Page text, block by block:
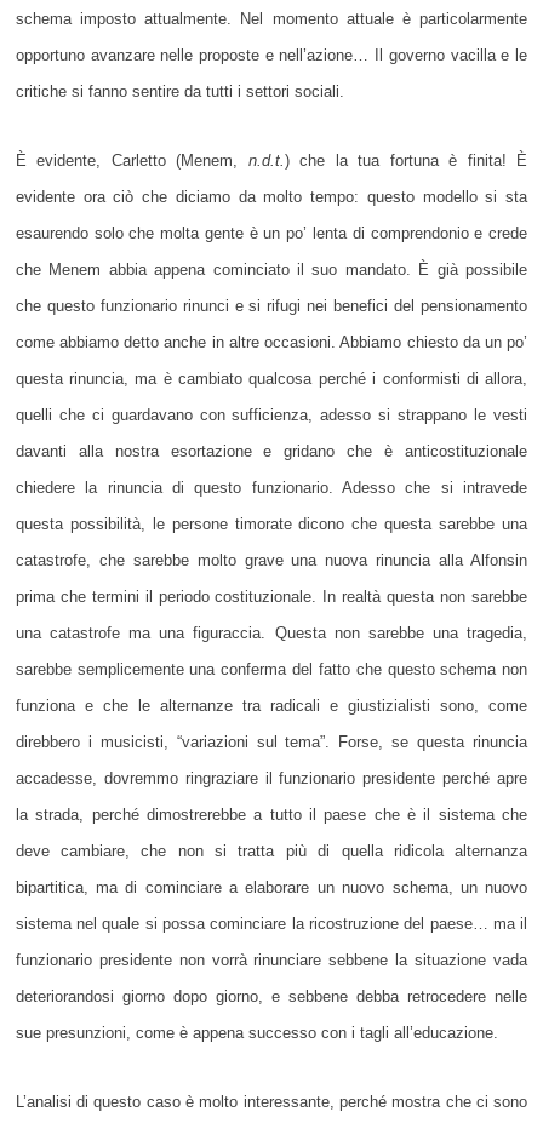
schema imposto attualmente. Nel momento attuale è particolarmente
opportuno avanzare nelle proposte e nell’azione… Il governo vacilla e le
critiche si fanno sentire da tutti i settori sociali.
È evidente, Carletto (Menem, n.d.t. ) che la tua fortuna è finita! È
evidente ora ciò che diciamo da molto tempo: questo modello si sta
esaurendo solo che molta gente è un po’ lenta di comprendonio e crede
che Menem abbia appena cominciato il suo mandato. È già possibile
che questo funzionario rinunci e si rifugi nei benefici del pensionamento
come abbiamo detto anche in altre occasioni. Abbiamo chiesto da un po’
questa rinuncia, ma è cambiato qualcosa perché i conformisti di allora,
quelli che ci guardavano con sufficienza, adesso si strappano le vesti
davanti alla nostra esortazione e gridano che è anticostituzionale
chiedere la rinuncia di questo funzionario. Adesso che si intravede
questa possibilità, le persone timorate dicono che questa sarebbe una
catastrofe, che sarebbe molto grave una nuova rinuncia alla Alfonsin
prima che termini il periodo costituzionale. In realtà questa non sarebbe
una catastrofe ma una figuraccia. Questa non sarebbe una tragedia,
sarebbe semplicemente una conferma del fatto che questo schema non
funziona e che le alternanze tra radicali e giustizialisti sono, come
direbbero i musicisti, “variazioni sul tema”. Forse, se questa rinuncia
accadesse, dovremmo ringraziare il funzionario presidente perché apre
la strada, perché dimostrerebbe a tutto il paese che è il sistema che
deve cambiare, che non si tratta più di quella ridicola alternanza
bipartitica, ma di cominciare a elaborare un nuovo schema, un nuovo
sistema nel quale si possa cominciare la ricostruzione del paese… ma il
funzionario presidente non vorrà rinunciare sebbene la situazione vada
deteriorandosi giorno dopo giorno, e sebbene debba retrocedere nelle
sue presunzioni, come è appena successo con i tagli all’educazione.
L’analisi di questo caso è molto interessante, perché mostra che ci sono